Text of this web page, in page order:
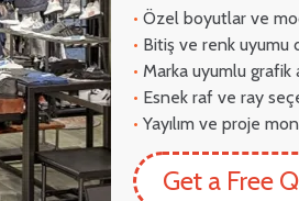
• Özel boyutlar ve
• Bitiş ve renk uyumu
• Marka uyumlu grafik
• Esnek raf ve ray
• Yayılım ve proje
Get a Free